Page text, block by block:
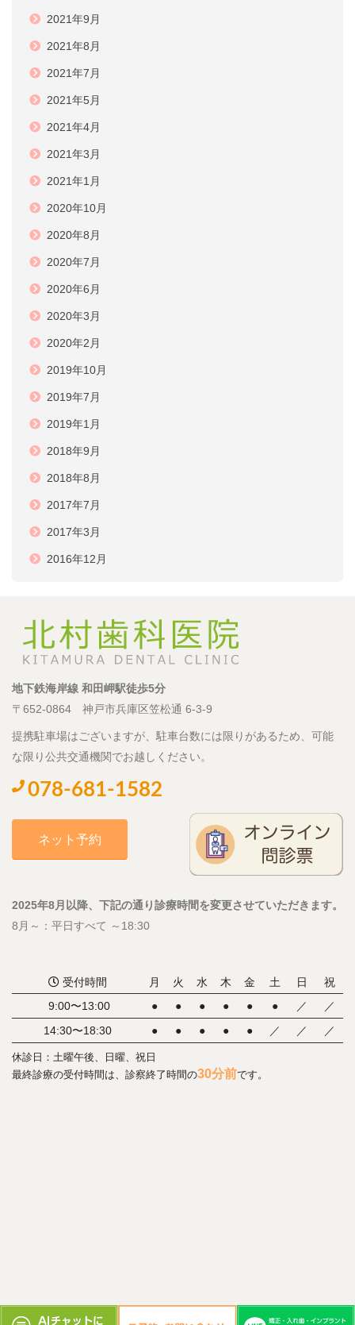
2021年9月
2021年8月
2021年7月
2021年5月
2021年4月
2021年3月
2021年1月
2020年10月
2020年8月
2020年7月
2020年6月
2020年3月
2020年2月
2019年10月
2019年7月
2019年1月
2018年9月
2018年8月
2017年7月
2017年3月
2016年12月
地下鉄海岸線 和田岬駅徒歩5分
〒652-0864 神戸市兵庫区笠松通 6-3-9
提携駐車場はございますが、駐車台数には限りがあるため、可能
な限り公共交通機関でお越しください。
078-681-1582
ネット予約
2025年8月以降、下記の通り診療時間を変更させていただきます。
8月～：平日すべて ～18:30
受付時間 月 火 水 木 金 土 日
祝
9:00〜13:00
● ● ● ● ● ● ／
／
14:30〜18:30
● ● ● ● ● ／ ／ ／
休診日：土曜午後、日曜、祝日
最終診療の受付時間は、診察終了時間の30分前です。
© KITAMURA DENTAL CLINIC